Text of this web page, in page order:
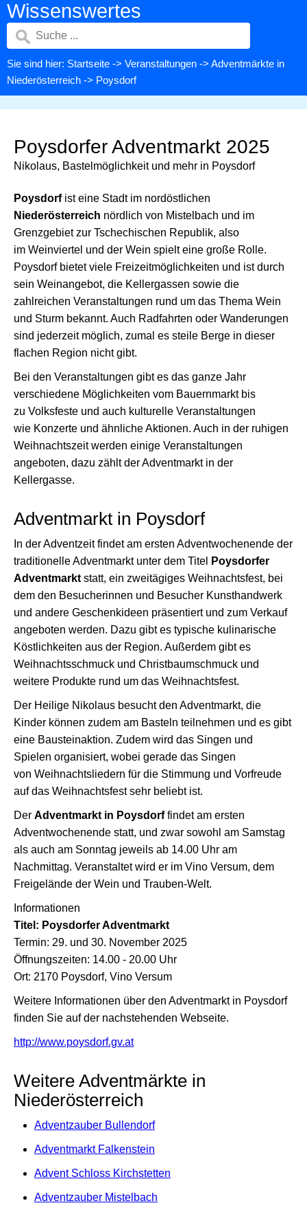
Wissenswertes
Sie sind hier: Startseite -> Veranstaltungen -> Adventmärkte in
Niederösterreich -> Poysdorf
Poysdorfer Adventmarkt 2025
Nikolaus, Bastelmöglichkeit und mehr in Poysdorf
Poysdorfist eine Stadt im nordöstlichen
Niederösterreich nördlich von Mistelbach und im
Grenzgebiet zur Tschechischen Republik, also
im Weinviertel und der Wein spielt eine große Rolle.
Poysdorf bietet viele Freizeitmöglichkeiten und ist durch
sein Weinangebot, die Kellergassen sowie die
zahlreichen Veranstaltungen rund um das Thema Wein
und Sturm bekannt. Auch Radfahrten oder Wanderungen
sind jederzeit möglich, zumal es steile Berge in dieser
flachen Region nicht gibt.
Bei den Veranstaltungen gibt es das ganze Jahr
verschiedene Möglichkeiten vom Bauernmarkt bis
zu Volksfeste und auch kulturelle Veranstaltungen
wie Konzerte und ähnliche Aktionen. Auch in der ruhigen
Weihnachtszeit werden einige Veranstaltungen
angeboten, dazu zählt der Adventmarkt in der
Kellergasse.
Adventmarkt in Poysdorf
In der Adventzeit findet am ersten Adventwochenende der
traditionelle Adventmarkt unter dem Titel
Poysdorfer
Adventmarkt statt, ein zweitägiges Weihnachtsfest, bei
dem den Besucherinnen und Besucher Kunsthandwerk
und andere Geschenkideen präsentiert und zum Verkauf
angeboten werden. Dazu gibt es typische kulinarische
Köstlichkeiten aus der Region. Außerdem gibt es
Weihnachtsschmuck und Christbaumschmuck und
weitere Produkte rund um das Weihnachtsfest.
Der Heilige Nikolaus besucht den Adventmarkt, die
Kinder können zudem am Basteln teilnehmen und es gibt
eine Bausteinaktion. Zudem wird das Singen und
Spielen organisiert, wobei gerade das Singen
von Weihnachtsliedern für die Stimmung und Vorfreude
auf das Weihnachtsfest sehr beliebt ist.
Der Adventmarkt in Poysdorffindet am ersten
Adventwochenende statt, und zwar sowohl am Samstag
als auch am Sonntag jeweils ab 14.00 Uhr am
Nachmittag. Veranstaltet wird er im Vino Versum, dem
Freigelände der Wein und Trauben-Welt.
Informationen
Titel: Poysdorfer Adventmarkt
Termin: 29. und 30. November 2025
Öffnungszeiten: 14.00 - 20.00 Uhr
Ort: 2170 Poysdorf, Vino Versum
Weitere Informationen über den Adventmarkt in Poysdorf
finden Sie auf der nachstehenden Webseite.
http://www.poysdorf.gv.at
Weitere Adventmärkte in
Niederösterreich
Adventzauber Bullendorf
Adventmarkt Falkenstein
Advent Schloss Kirchstetten
Adventzauber Mistelbach